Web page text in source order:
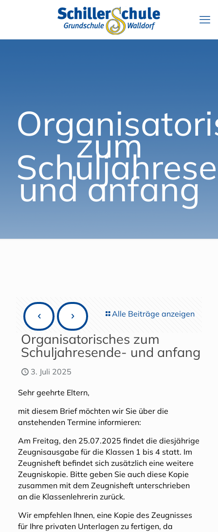
zum
und anfang
Alle Beiträge anzeigen
Organisatorisches zum
Schuljahresende- und anfang
3. Juli 2025
Sehr geehrte Eltern,
mit diesem Brief möchten wir Sie über die
anstehenden Termine informieren:
Am Freitag, den 25.07.2025 findet die diesjährige
Zeugnisausgabe für die Klassen 1 bis 4 statt. Im
Zeugnisheft befindet sich zusätzlich eine weitere
Zeugniskopie. Bitte geben Sie auch diese Kopie
zusammen mit dem Zeugnisheft unterschrieben
an die Klassenlehrerin zurück.
Wir empfehlen Ihnen, eine Kopie des Zeugnisses
für Ihre privaten Unterlagen zu fertigen, da